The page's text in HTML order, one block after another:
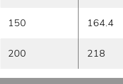
150 164.4
200 218